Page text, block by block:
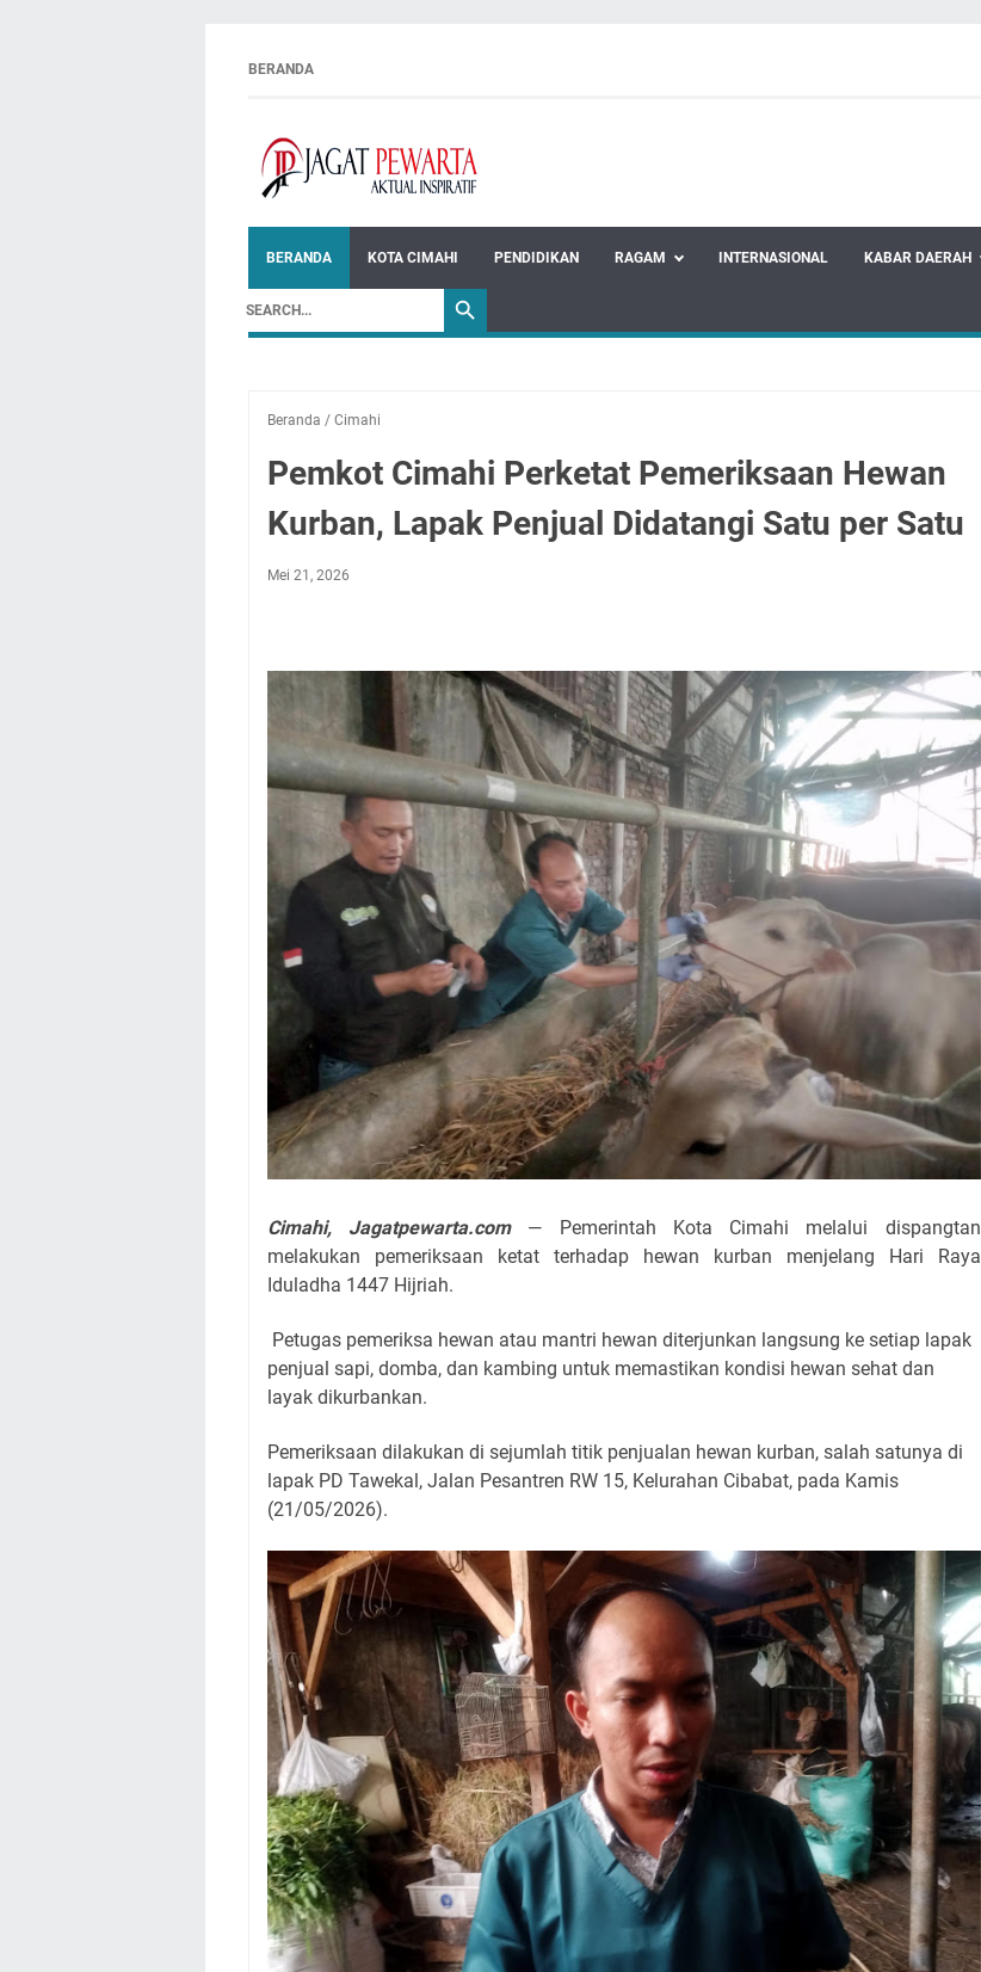
BERANDA
BERANDA KOTA CIMAHI PENDIDIKAN RAGAM INTERNASIONAL KABAR DAERAH
Beranda / Cimahi
Pemkot Cimahi Perketat Pemeriksaan Hewan
Kurban, Lapak Penjual Didatangi Satu per Satu
Mei 21, 2026
Cimahi, Jagatpewarta.com — Pemerintah Kota Cimahi melalui dispangtan
melakukan pemeriksaan ketat terhadap hewan kurban menjelang Hari Raya
Iduladha 1447 Hijriah.
Petugas pemeriksa hewan atau mantri hewan diterjunkan langsung ke setiap lapak
penjual sapi, domba, dan kambing untuk memastikan kondisi hewan sehat dan
layak dikurbankan.
Pemeriksaan dilakukan di sejumlah titik penjualan hewan kurban, salah satunya di
lapak PD Tawekal, Jalan Pesantren RW 15, Kelurahan Cibabat, pada Kamis
(21/05/2026).